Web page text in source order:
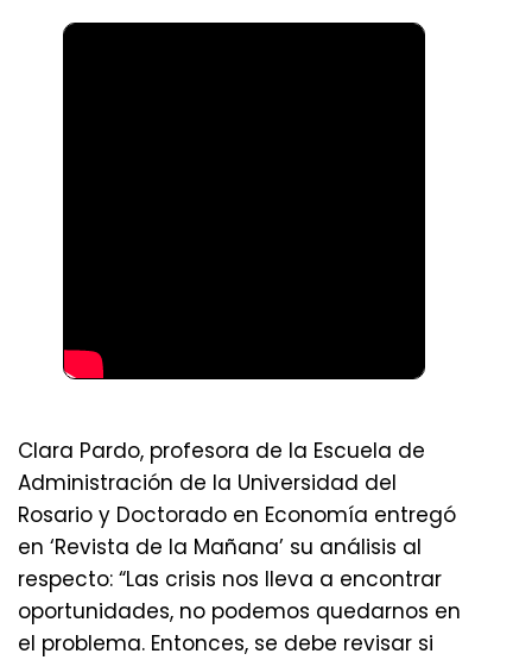
Clara Pardo, profesora de la Escuela de
Administración de la Universidad del
Rosario y Doctorado en Economía entregó
en ‘Revista de la Mañana’ su análisis al
respecto: “Las crisis nos lleva a encontrar
oportunidades, no podemos quedarnos en
el problema. Entonces, se debe revisar si